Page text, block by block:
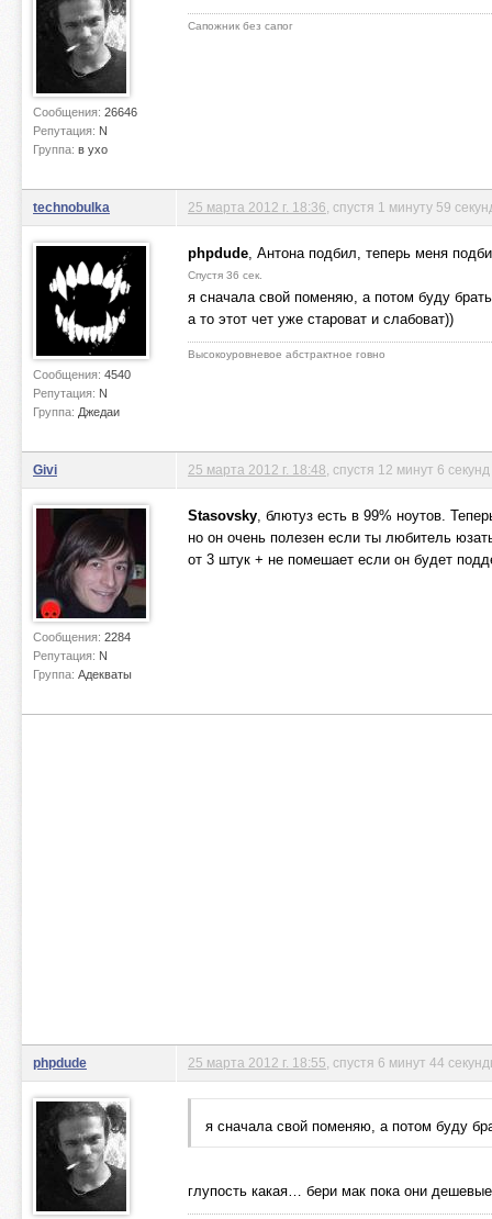
Сообщения: 26646
Репутация: N
Группа: в ухо
Сапожник без сапог
technobulka
Сообщения: 4540
Репутация: N
Группа: Джедаи
25 марта 2012 г. 18:36 , спустя 1 минуту 59
phpdude, Антона подбил, теперь меня
Спустя 36 сек.
я сначала свой поменяю, а потом буду
а то этот чет уже староват и слабоват))
Высокоуровневое абстрактное говно
Givi
Сообщения: 2284
Репутация: N
Группа: Адекваты
25 марта 2012 г. 18:48 , спустя 12 минут 6 секунд
Stasovsky, блютуз есть в 99% ноутов.
но он очень полезен если ты любитель
от 3 штук + не помешает если он будет
phpdude 25 марта 2012 г. 18:55 , спустя 6 минут 44
я сначала свой поменяю, а потом буду
глупость какая… бери мак пока они